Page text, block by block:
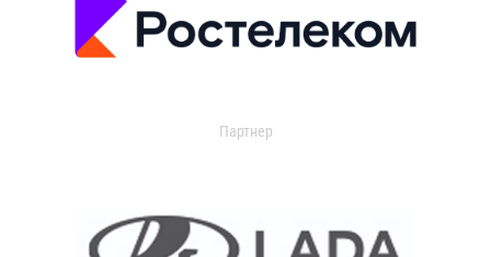
Партнер